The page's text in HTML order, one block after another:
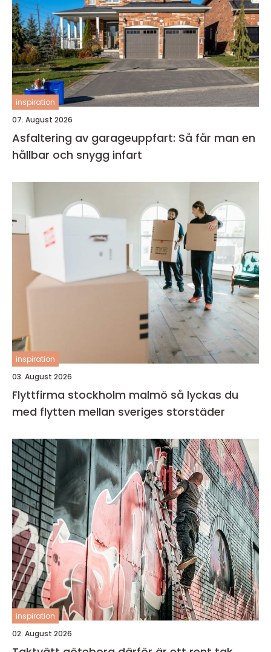
inspiration
07. August 2026
Asfaltering av garageuppfart: Så får man en
hållbar och snygg infart
inspiration
03. August 2026
Flyttfirma stockholm malmö så lyckas du
med flytten mellan sveriges storstäder
inspiration
02. August 2026